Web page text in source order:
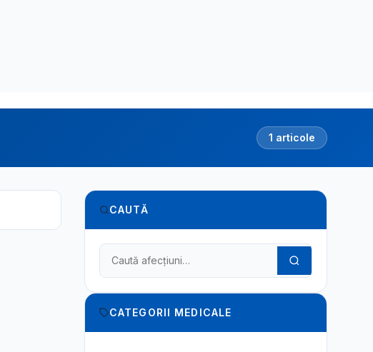
1 articole
CAUTĂ
Caută în dicționarul medical
CATEGORII MEDICALE